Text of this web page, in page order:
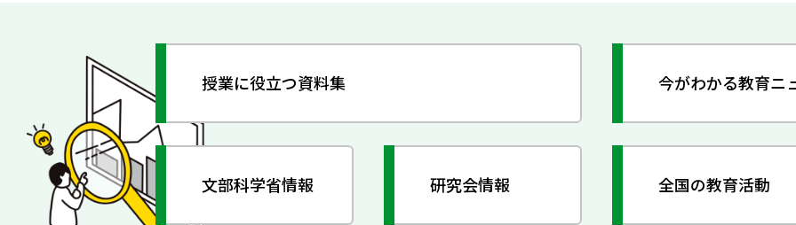
授業に役立つ資料集 今がわかる教育ニ
文部科学省情報 研究会情報 全国の教育活動